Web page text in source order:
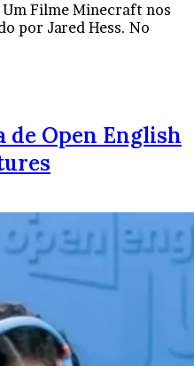
Um Filme Minecraft nos
por Jared Hess. No
Open English